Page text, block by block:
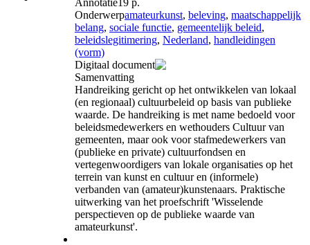
Onderwerpamateurkunst, beleving, maatschappelijk
belang, sociale functie, gemeentelijk beleid,
beleidslegitimering, Nederland, handleidingen
(vorm)
Digitaal document
Samenvatting
Handreiking gericht op het ontwikkelen van lokaal
(en regionaal) cultuurbeleid op basis van publieke
waarde. De handreiking is met name bedoeld voor
beleidsmedewerkers en wethouders Cultuur van
gemeenten, maar ook voor stafmedewerkers van
(publieke en private) cultuurfondsen en
vertegenwoordigers van lokale organisaties op het
terrein van kunst en cultuur en (informele)
verbanden van (amateur)kunstenaars. Praktische
uitwerking van het proefschrift 'Wisselende
perspectieven op de publieke waarde van
amateurkunst'.